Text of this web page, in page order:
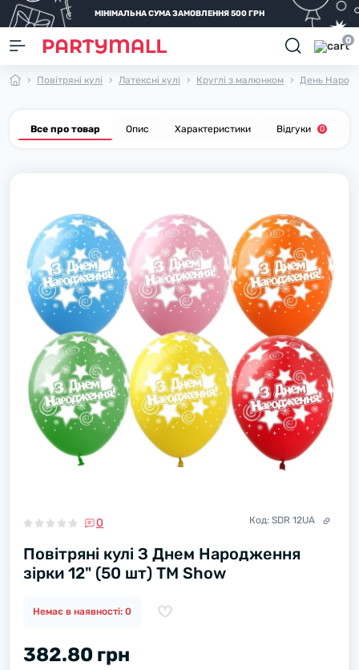
МІНІМАЛЬНА СУМА ЗАМОВЛЕННЯ 500 ГРН
0
Повітряні кулі Латексні кулі Круглі з малюнком День
Все про товар Опис Характеристики Відгуки 0
0 Код: SDR 12UA
Повітряні кулі З Днем Народження
зірки 12" (50 шт) ТМ Show
Немає в наявності: 0
382.80 грн